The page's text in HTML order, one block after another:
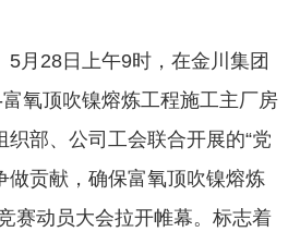
28日上午9时，在金川集团
氧顶吹镍熔炼工程施工主厂房
织部、公司工会联合开展的“党
做贡献，确保富氧顶吹镍熔炼
赛动员大会拉开帷幕。标志着